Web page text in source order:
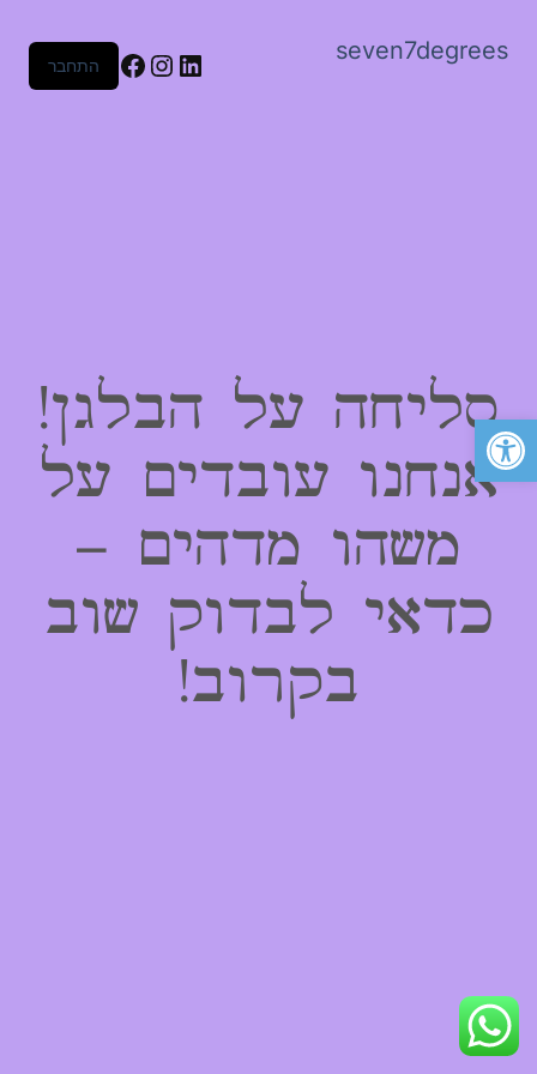
פתח סרגל נגישות
seven7degrees
LinkedIn
Instagram
Facebook
התחבר
סליחה על הבלגן!
אנחנו עובדים על
משהו מדהים –
כדאי לבדוק שוב
בקרוב!